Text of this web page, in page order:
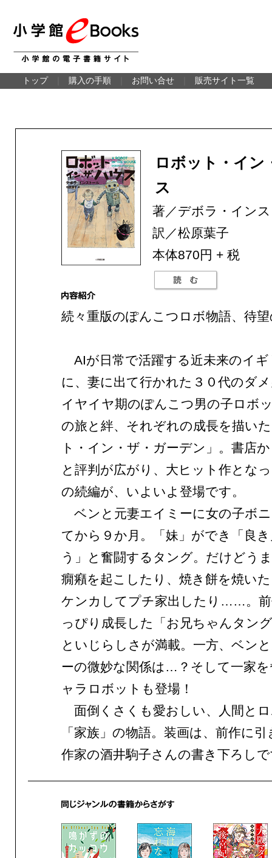
トップ 購入の手順 お問い合せ 販売サイト一覧
ロボット・イン
ス
著／デボラ・イン
訳／松原葉子
本体870円 + 税
続々重版のぽんこつロボ物語、待
AIが日常で活躍する近未来のイギ
に、妻に出て行かれた３０代のダ
イヤイヤ期のぽんこつ男の子ロボ
の旅と絆、それぞれの成長を描い
ト・イン・ザ・ガーデン」。書店
と評判が広がり、大ヒット作とな
の続編が、いよいよ登場です。
ベンと元妻エイミーに女の子ボ
てから９か月。「妹」ができ「良
う」と奮闘するタング。だけどう
癇癪を起こしたり、焼き餅を焼い
ケンカしてプチ家出したり……。
っぴり成長した「お兄ちゃんタン
といじらしさが満載。一方、ベン
ーの微妙な関係は…？そして一家
ャラロボットも登場！
面倒くさくも愛おしい、人間と
「家族」の物語。装画は、前作に
作家の酒井駒子さんの書き下ろし